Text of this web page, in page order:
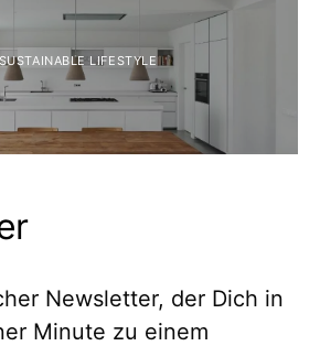
LIFESTYLE
Newsletter, der Dich in
Minute zu einem